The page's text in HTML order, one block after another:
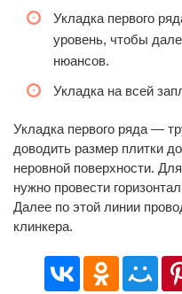
Укладка первого
уровень, чтобы
нюансов.
Укладка на всей
Укладка первого ряда —
доводить размер плитки
неровной поверхности.
нужно провести
Далее по этой линии
клинкера.